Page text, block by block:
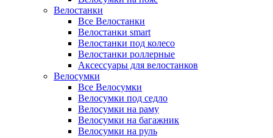
Велостанки
Все Велостанки
Велостанки smart
Велостанки под колесо
Велостанки роллерные
Аксессуары для велостанков
Велосумки
Все Велосумки
Велосумки под седло
Велосумки на раму
Велосумки на багажник
Велосумки на руль